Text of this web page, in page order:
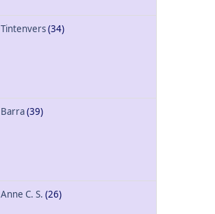
Tintenvers(34)
Barra(39)
Anne C. S. (26)